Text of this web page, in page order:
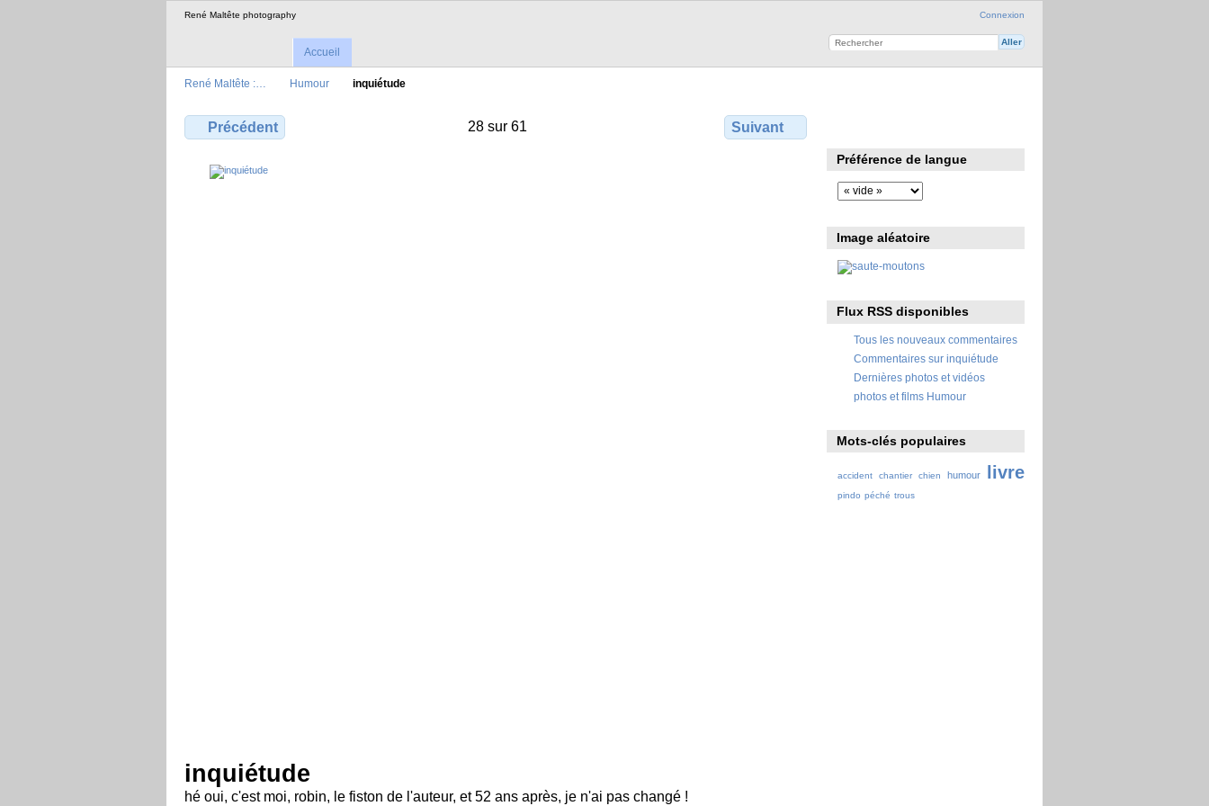
René Maltête photography Connexion
Accueil
René Maltête :… Humour inquiétude
Précédent 28 sur 61 Suivant
inquiétude
hé oui, c'est moi, robin, le fiston de l'auteur, et 52 ans après, je n'ai pas changé !
Préférence de langue
Image aléatoire
Flux RSS disponibles
Tous les nouveaux commentaires
Commentaires sur inquiétude
Dernières photos et vidéos
photos et films Humour
Mots-clés populaires
accident chantier chien humour livre
pindo péché trous